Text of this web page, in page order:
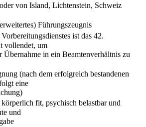
von Island, Lichtenstein, Schweiz
Führungszeugnis
ist das 42.
vollendet, um
Übernahme in ein Beamtenverhältnis zu
(nach dem erfolgreich bestandenen
eine
fit, psychisch belastbar und
und